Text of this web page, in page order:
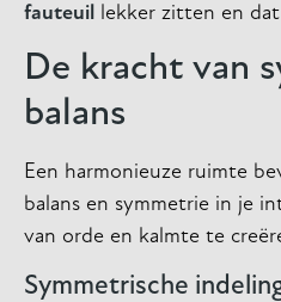
fauteuil
lekker zitten en
De kracht van
balans
Een harmonieuze ruimte
balans en symmetrie in je
van orde en kalmte te
Symmetrische